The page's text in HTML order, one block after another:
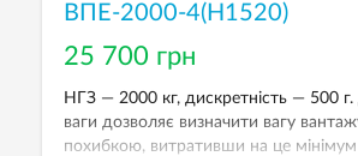
ВПЕ-2000-4(Н1520)
25 700 грн
НГЗ — 2000 кг, дискретність — 500
ваги дозволяє визначити вагу
похибкою, витративши на це мінімум